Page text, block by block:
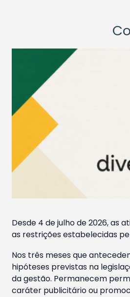
Desde 4 de julho de 2026, as
as restrições estabelecidas
Nos três meses que
hipóteses previstas na
da gestão. Permanecem
caráter publicitário ou